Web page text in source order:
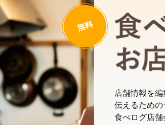
無料
店舗情報を
伝えるための
食べログ店舗